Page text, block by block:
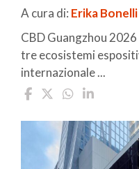
A cura di: Erika Bonelli
CBD Guangzhou
tre ecosistemi
internazionale ...